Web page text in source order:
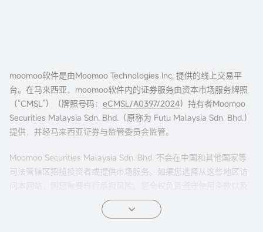
moomoo软件是由Moomoo Technologies Inc. 提供的线上交易平
台。在马来西亚，moomoo软件内的证券服务由资本市场服务牌照
（“CMSL”）（牌照号码： eCMSL/A0397/2024）持有者Moomoo
Securities Malaysia Sdn. Bhd.（原称为 Futu Malaysia Sdn. Bhd.）
提供，并经马来西亚证券与监管委员会监管。
Moomoo Securities Malaysia Sdn. Bhd. 不会在中国和其他国家等
司法管辖区招揽投资者或提供市场服务。如果您选择从这些地区访
任何适用的当地法律法规。